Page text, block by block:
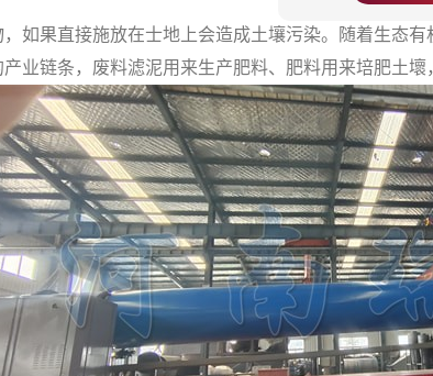
直接施放在士地上会造成土壤污染。随着生态有
业链条，废料滤泥用来生产肥料、肥料用来培肥土壞